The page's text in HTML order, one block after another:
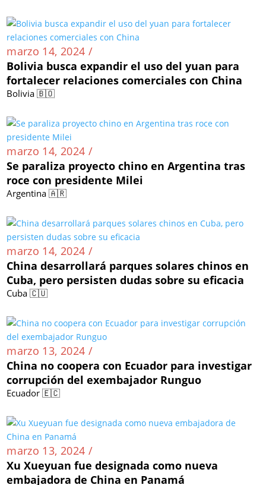
marzo 14, 2024 /
Bolivia busca expandir el uso del yuan para
fortalecer relaciones comerciales con China
Bolivia 🇧🇴
marzo 14, 2024 /
Se paraliza proyecto chino en Argentina tras
roce con presidente Milei
Argentina 🇦🇷
marzo 14, 2024 /
China desarrollará parques solares chinos en
Cuba, pero persisten dudas sobre su eficacia
Cuba 🇨🇺
marzo 13, 2024 /
China no coopera con Ecuador para investigar
corrupción del exembajador Runguo
Ecuador 🇪🇨
marzo 13, 2024 /
Xu Xueyuan fue designada como nueva
embajadora de China en Panamá